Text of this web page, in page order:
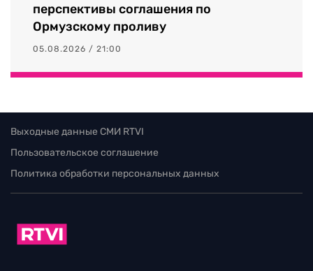
перспективы соглашения по
Ормузскому проливу
05.08.2026 / 21:00
Выходные данные СМИ RTVI
Пользовательское соглашение
Политика обработки персональных данных